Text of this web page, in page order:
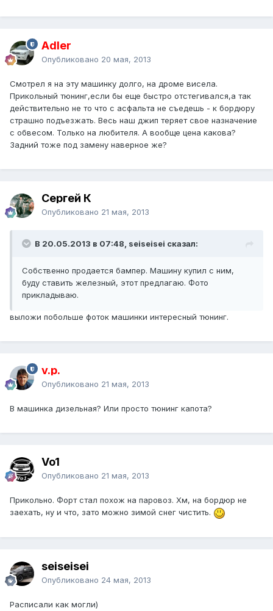
Adler
Опубликовано 20 мая, 2013
Смотрел я на эту машинку долго, на дроме висела.
Прикольный тюнинг,если бы еще быстро отстегивался,а так
действительно не то что с асфальта не съедешь - к бордюру
страшно подъезжать. Весь наш джип теряет свое назначение
с обвесом. Только на любителя. А вообще цена какова?
Задний тоже под замену наверное же?
Сергей К
Опубликовано 21 мая, 2013
В 20.05.2013 в 07:48, seiseisei сказал:
Собственно продается бампер. Машину купил с ним,
буду ставить железный, этот предлагаю. Фото
прикладываю.
выложи побольше фоток машинки интересный тюнинг.
v.p.
Опубликовано 21 мая, 2013
В машинка дизельная? Или просто тюнинг капота?
Vo1
Опубликовано 21 мая, 2013
Прикольно. Форт стал похож на паровоз. Хм, на бордюр не
заехать, ну и что, зато можно зимой снег чистить.
seiseisei
Опубликовано 24 мая, 2013
Расписали как могли)